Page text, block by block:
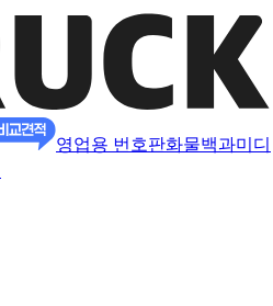
영업용 번호판화물백과미디